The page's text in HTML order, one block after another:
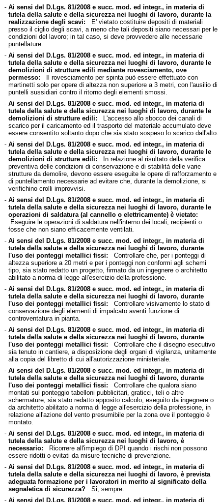
- Ai sensi del D.Lgs. 81/2008 e succ. mod. ed integr., in materia di
tutela della salute e della sicurezza nei luoghi di lavoro, durante la
realizzazione degli scavi: E' vietato costituire depositi di materiali
presso il ciglio degli scavi, a meno che tali depositi siano necessari per le
condizioni del lavoro; in tal caso, si deve provvedere alle necessarie
puntellature.
- Ai sensi del D.Lgs. 81/2008 e succ. mod. ed integr., in materia di
tutela della salute e della sicurezza nei luoghi di lavoro, durante le
demolizioni di strutture edili mediante rovesciamento, ove
permesso: Il rovesciamento per spinta può essere effettuato con
martinetti solo per opere di altezza non superiore a 3 metri, con l'ausilio di
puntelli sussidiari contro il ritorno degli elementi smossi.
- Ai sensi del D.Lgs. 81/2008 e succ. mod. ed integr., in materia di
tutela della salute e della sicurezza nei luoghi di lavoro, durante le
demolizioni di strutture edili: L'accesso allo sbocco dei canali di
scarico per il caricamento ed il trasporto del materiale accumulato deve
essere consentito soltanto dopo che sia stato sospeso lo scarico dall'alto.
- Ai sensi del D.Lgs. 81/2008 e succ. mod. ed integr., in materia di
tutela della salute e della sicurezza nei luoghi di lavoro, durante le
demolizioni di strutture edili: In relazione al risultato della verifica
preventiva delle condizioni di conservazione e di stabilità delle varie
strutture da demolire, devono essere eseguite le opere di rafforzamento e
di puntellamento necessarie ad evitare che, durante la demolizione, si
verifichino crolli improvvisi.
- Ai sensi del D.Lgs. 81/2008 e succ. mod. ed integr., in materia di
tutela della salute e della sicurezza nei luoghi di lavoro, durante le
operazioni di saldatura (al cannello o elettricamente) è vietato:
Eseguire le operazioni di saldatura nell'interno dei locali, recipienti o
fosse che non siano efficacemente ventilati.
- Ai sensi del D.Lgs. 81/2008 e succ. mod. ed integr., in materia di
tutela della salute e della sicurezza nei luoghi di lavoro, durante
l'uso dei ponteggi metallici fissi: Controllare che, per i ponteggi di
altezza superiore a 20 metri e per i ponteggi non conformi agli schemi
tipo, sia stato redatto un progetto, firmato da un ingegnere o architetto
abilitato a norma di legge all'esercizio della professione.
- Ai sensi del D.Lgs. 81/2008 e succ. mod. ed integr., in materia di
tutela della salute e della sicurezza nei luoghi di lavoro, durante
l'uso dei ponteggi metallici fissi: Controllare visivamente lo stato di
conservazione degli elementi di impalcato aventi funzione di
controventatura in pianta.
- Ai sensi del D.Lgs. 81/2008 e succ. mod. ed integr., in materia di
tutela della salute e della sicurezza nei luoghi di lavoro, durante
l'uso dei ponteggi metallici fissi: Controllare che il disegno esecutivo
sia tenuto in cantiere, a disposizione degli organi di vigilanza, unitamente
alla copia del libretto di cui all'autorizzazione ministeriale.
- Ai sensi del D.Lgs. 81/2008 e succ. mod. ed integr., in materia di
tutela della salute e della sicurezza nei luoghi di lavoro, durante
l'uso dei ponteggi metallici fissi: Controllare che qualora siano
montati sul ponteggio tabelloni pubblicitari, graticci, teli o altre
schermature, sia stato redatto apposito calcolo, eseguito da ingegnere o
da architetto abilitato a norma di legge all'esercizio della professione, in
relazione all'azione del vento presumibile per la zona ove il ponteggio è
montato.
- Ai sensi del D.Lgs. 81/2008 e succ. mod. ed integr., in materia di
tutela della salute e della sicurezza nei luoghi di lavoro, è
necessario: Ricorrere all'impiego di DPI quando i rischi non possono
essere ridotti o evitati da misure tecniche di prevenzione.
- Ai sensi del D.Lgs. 81/2008 e succ. mod. ed integr., in materia di
tutela della salute e della sicurezza nei luoghi di lavoro, è prevista
adeguata formazione per i lavoratori in merito al significato della
segnaletica di sicurezza?Si, sempre.
- Ai sensi del D.Lgs. 81/2008 e succ. mod. ed integr., in materia di